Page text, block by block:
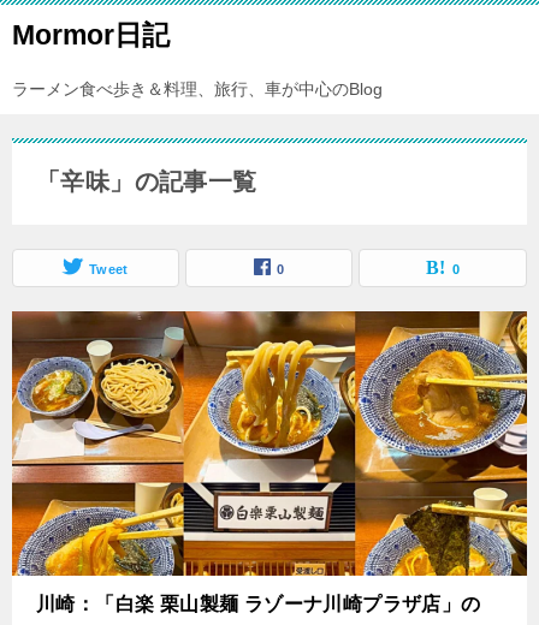
Mormor日記
ラーメン食べ歩き＆料理、旅行、車が中心のBlog
「辛味」の記事一覧
Tweet 0 0
川崎：「白楽 栗山製麺 ラゾーナ川崎プラザ店」の